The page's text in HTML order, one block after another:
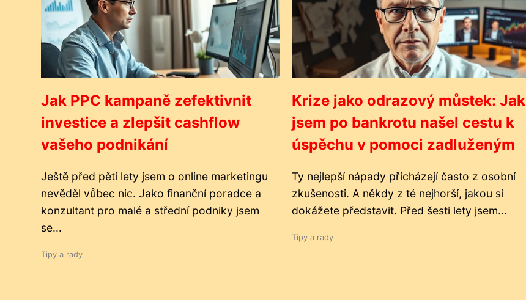
Jak PPC kampaně zefektivnit
investice a zlepšit cashflow
vašeho podnikání
Ještě před pěti lety jsem o online marketingu
nevěděl vůbec nic. Jako finanční poradce a
konzultant pro malé a střední podniky jsem
se...
Tipy a rady
Krize jako odrazový můstek: Jak
jsem po bankrotu našel cestu k
úspěchu v pomoci zadluženým
Ty nejlepší nápady přicházejí často z osobní
zkušenosti. A někdy z té nejhorší, jakou si
dokážete představit. Před šesti lety jsem...
Tipy a rady